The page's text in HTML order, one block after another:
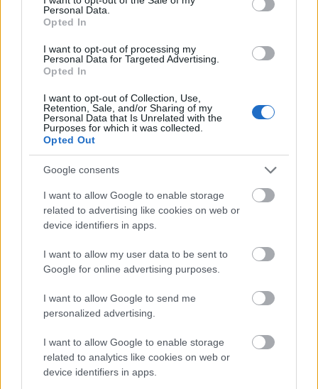
Personal Data.
Opted In
I want to opt-out of processing my
Personal Data for Targeted Advertising.
Opted In
I want to opt-out of Collection, Use,
Retention, Sale, and/or Sharing of my
Personal Data that Is Unrelated with the
Purposes for which it was collected.
Opted Out
Google consents
I want to allow Google to enable storage
related to advertising like cookies on web or
device identifiers in apps.
I want to allow my user data to be sent to
Google for online advertising purposes.
I want to allow Google to send me
personalized advertising.
I want to allow Google to enable storage
related to analytics like cookies on web or
device identifiers in apps.